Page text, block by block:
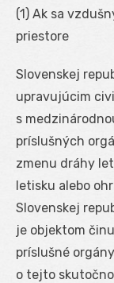
(1) Ak sa
priestore
Slovenskej
upravujúcim
s
príslušných
zmenu dráhy
letisku alebo
Slovenskej
je objektom
príslušné
o tejto